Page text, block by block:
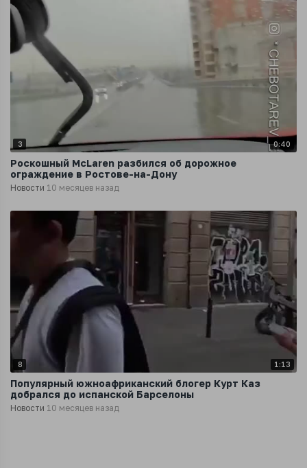
3 0:40
Роскошный McLaren разбился об дорожное
ограждение в Ростове-на-Дону
Новости 10 месяцев назад
8 1:13
Популярный южноафриканский блогер Курт Каз
добрался до испанской Барселоны
Новости 10 месяцев назад